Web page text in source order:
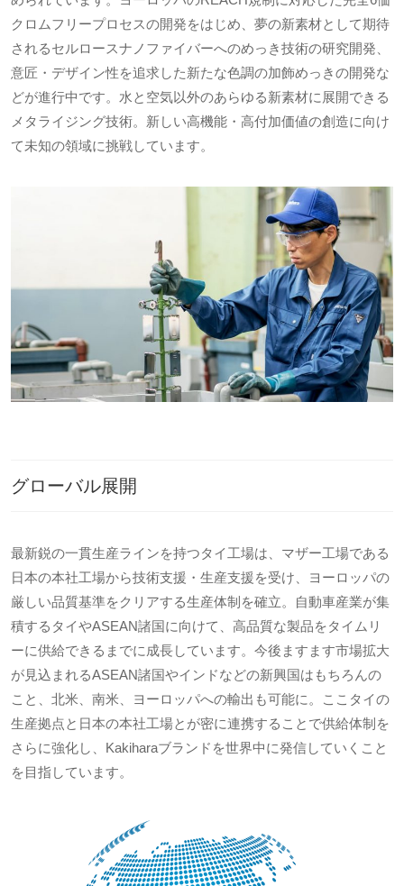
クロムフリープロセスの開発をはじめ、夢の新素材として期待
されるセルロースナノファイバーへのめっき技術の研究開発、
意匠・デザイン性を追求した新たな色調の加飾めっきの開発な
どが進行中です。水と空気以外のあらゆる新素材に展開できる
メタライジング技術。新しい高機能・高付加価値の創造に向け
て未知の領域に挑戦しています。
グローバル展開
最新鋭の一貫生産ラインを持つタイ工場は、マザー工場である
日本の本社工場から技術支援・生産支援を受け、ヨーロッパの
厳しい品質基準をクリアする生産体制を確立。自動車産業が集
積するタイやASEAN諸国に向けて、高品質な製品をタイムリ
ーに供給できるまでに成長しています。今後ますます市場拡大
が見込まれるASEAN諸国やインドなどの新興国はもちろんの
こと、北米、南米、ヨーロッパへの輸出も可能に。ここタイの
生産拠点と日本の本社工場とが密に連携することで供給体制を
さらに強化し、Kakiharaブランドを世界中に発信していくこと
を目指しています。